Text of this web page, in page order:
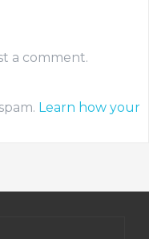
a comment.
Learn how your